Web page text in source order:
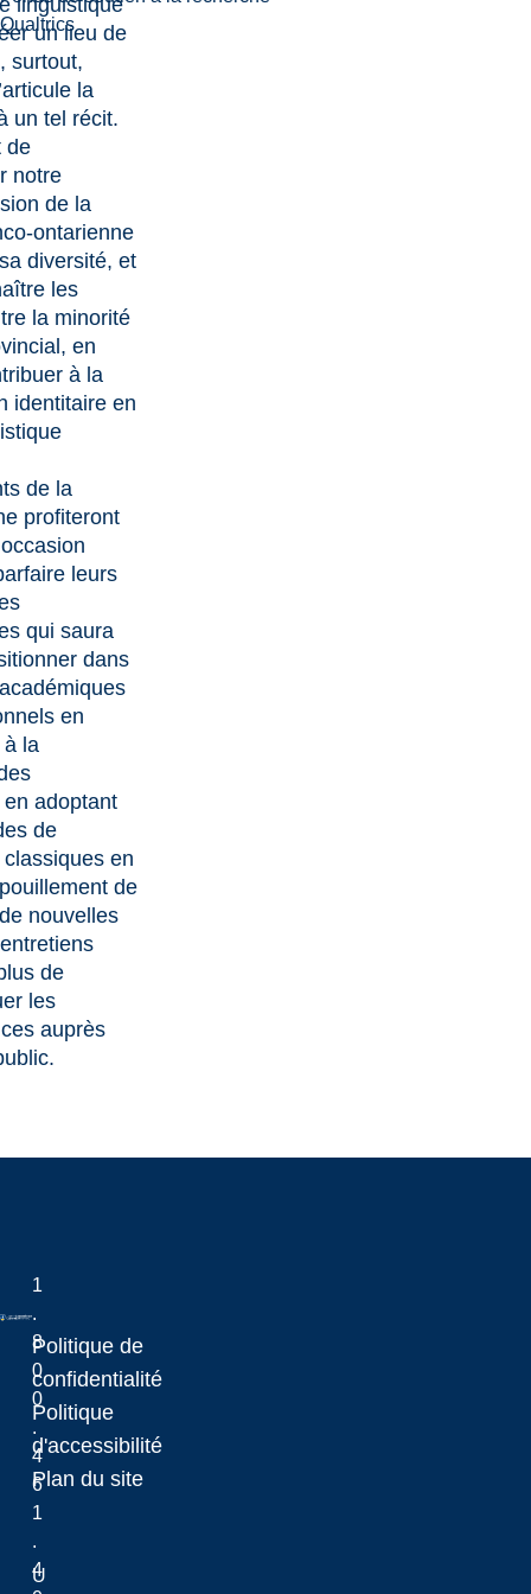
Qualtrics
linguistique
un lieu de
surtout,
la
un tel récit.
de
notre
de la
ontarienne
diversité, et
les
la minorité
en
à la
identitaire en
de la
profiteront
leurs
qui saura
dans
en
la
adoptant
de
en
de
nouvelles
de
les
auprès
Laurentian University
1
.
8
0
0
.
4
6
1
.
4
Politique de
confidentialité
Politique
d'accessibilité
Plan du site
U